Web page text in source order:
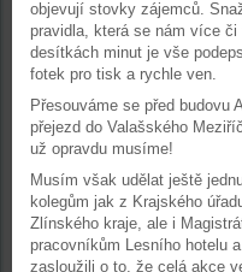
objevují stovky zájemců.
pravidla, která se nám více
desítkách minut je vše
fotek pro tisk a rychle ven.
Přesouváme se před budovu
přejezd do Valašského
už opravdu musíme!
Musím však udělat ještě
kolegům jak z Krajského
Zlínského kraje, ale i
pracovníkům Lesního hotelu
zasloužili o to, že celá akce